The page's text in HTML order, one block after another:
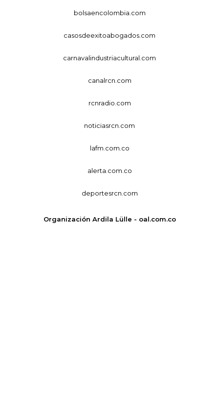
bolsaencolombia.com
casosdeexitoabogados.com
carnavalindustriacultural.com
canalrcn.com
rcnradio.com
noticiasrcn.com
lafm.com.co
alerta.com.co
deportesrcn.com
Organización Ardila Lülle - oal.com.co